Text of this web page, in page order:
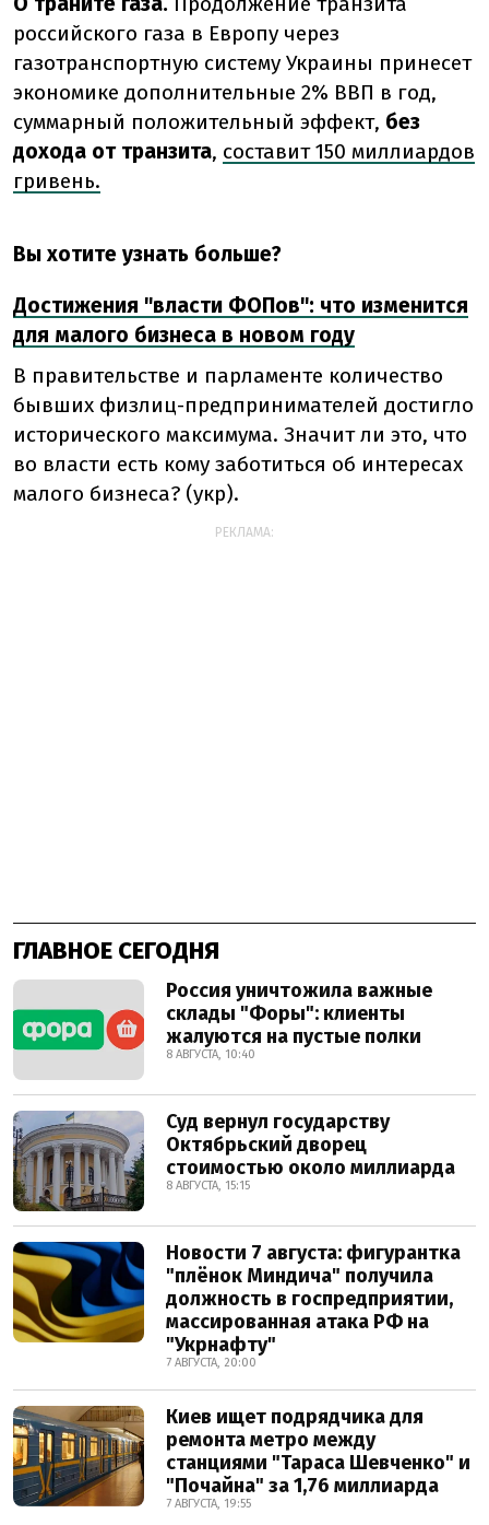
российского газа в Европу через
газотранспортную систему Украины принесет
экономике дополнительные 2% ВВП в год,
суммарный положительный эффект, без
дохода от транзита, составит 150 миллиардов
гривень.
Вы хотите узнать больше?
Достижения "власти ФОПов": что изменится
для малого бизнеса в новом году
В правительстве и парламенте количество
бывших физлиц-предпринимателей достигло
исторического максимума. Значит ли это, что
во власти есть кому заботиться об интересах
малого бизнеса? (укр).
РЕКЛАМА:
ГЛАВНОЕ СЕГОДНЯ
Россия уничтожила важные
склады "Форы": клиенты
жалуются на пустые полки
8 АВГУСТА, 10:40
Суд вернул государству
Октябрьский дворец
стоимостью около миллиарда
8 АВГУСТА, 15:15
Новости 7 августа: фигурантка
"плёнок Миндича" получила
должность в госпредприятии,
массированная атака РФ на
"Укрнафту"
7 АВГУСТА, 20:00
Киев ищет подрядчика для
ремонта метро между
станциями "Тараса Шевченко" и
"Почайна" за 1,76 миллиарда
7 АВГУСТА, 19:55